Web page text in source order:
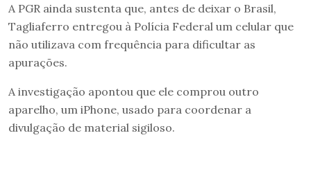
A PGR ainda sustenta que, antes de deixar o Brasil,
Tagliaferro entregou à Polícia Federal um celular que
não utilizava com frequência para dificultar as
apurações.
A investigação apontou que ele comprou outro
aparelho, um iPhone, usado para coordenar a
divulgação de material sigiloso.